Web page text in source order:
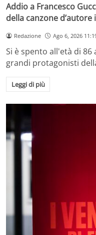
Addio a Francesco
della canzone d’autore
Redazione Ago 6, 2026
Si è spento all'età di 86
grandi protagonisti
Leggi di più